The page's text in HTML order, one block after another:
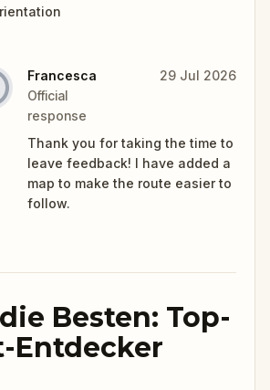
Francesca
Official
response
29 Jul 2026
Thank you for taking the time to
leave feedback! I have added a
map to make the route easier to
follow.
Besten: Top-
Entdecker